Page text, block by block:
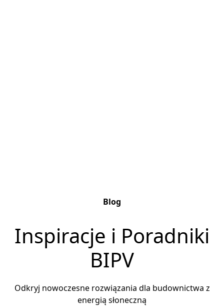
Blog
Inspiracje i Poradniki
BIPV
Odkryj nowoczesne rozwiązania dla budownictwa z
energią słoneczną